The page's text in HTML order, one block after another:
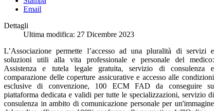
Email
Dettagli
Ultima modifica: 27 Dicembre 2023
L’Associazione permette l’accesso ad una pluralità di servizi e
soluzioni utili alla vita professionale e personale del medico:
Assistenza e tutela legale gratuita, servizio di consulenza e
comparazione delle coperture assicurative e accesso alle condizioni
esclusive di convenzione, 100 ECM FAD da conseguire su
piattaforma dedicata e validi per tutte le specializzazioni, servizio di
consulenza in ambito di comunicazione personale per un'immagine